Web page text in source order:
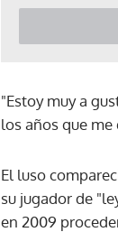
"Estoy muy a
los años que
El luso
su jugador de
en 2009